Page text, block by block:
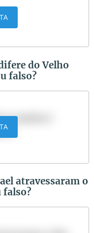
do Velho
falso?
também é
atravessaram o
falso?